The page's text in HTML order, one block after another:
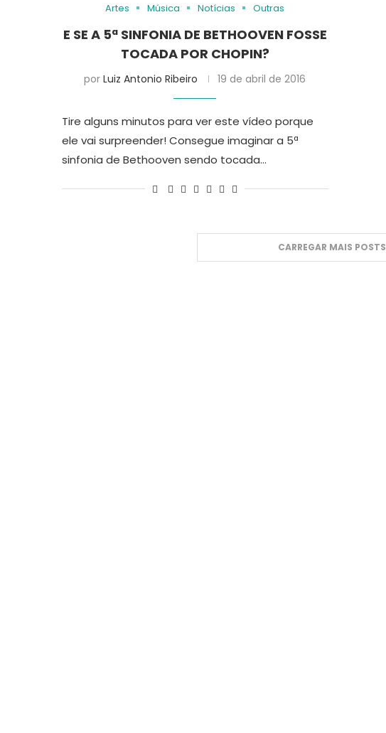
Artes Música Notícias Outras
E SE A 5ª SINFONIA DE BETHOOVEN FOSSE
TOCADA POR CHOPIN?
porLuiz Antonio Ribeiro 19 de abril de 2016
Tire alguns minutos para ver este vídeo porque
ele vai surpreender! Consegue imaginar a 5ª
sinfonia de Bethooven sendo tocada…
CARREGAR MAIS POSTS